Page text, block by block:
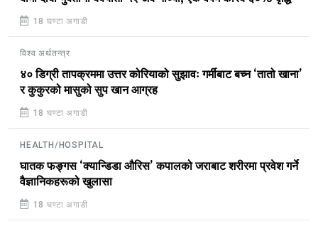
18 घण्टा अगाडी
विश्व अर्थतन्त्र
४० डिग्री तापक्रममा उत्तर कोरियाको सुझावः गर्मीबाट बच्न ‘तातो खाना’
र कुकुरको मासुको सुप खान आग्रह
18 घण्टा अगाडी
HEALTH/HOSPITAL
घातक फङ्गस ‘क्यान्डिडा औरिस’ कपालको जराबाट शरीरमा प्रवेश गर्ने
वैज्ञानिकहरूको खुलासा
18 घण्टा अगाडी